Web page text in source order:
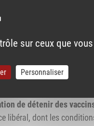
10 articles.
à l'ensemble du
de
les pharmaciens :
de détenir des
libéral, dont les
sur ceux que
Personnaliser